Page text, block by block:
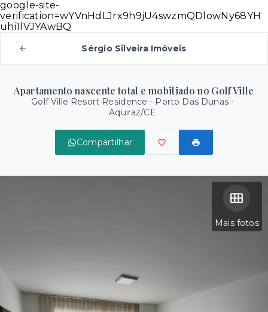
google-site-
verification=wYVnHdLJrx9h9jU4swzmQDlowNy68YH
uhi1lVJYAwBQ
Sérgio Silveira Imóveis
Apartamento nascente total e mobiliado no Golf Ville
Golf Ville Resort Residence - Porto Das Dunas -
Aquiraz/CE
Compartilhar
Mais fotos